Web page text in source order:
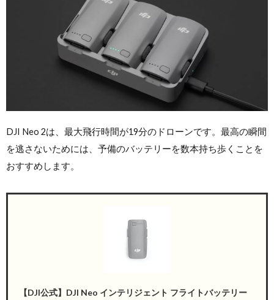
DJI Neo 2は、最大飛行時間が19分のドローンです。最高の瞬間
を逃さないためには、予備のバッテリーを数本持ち歩くことを
おすすめします。
【DJI公式】DJI Neo インテリジェント フライトバッテリー